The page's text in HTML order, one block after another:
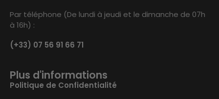
Par téléphone (De lundi à jeudi et le dimanche de 07h
à 16h) :
(+33) 07 56 91 66 71
Plus d'informations
Politique de Confidentialité